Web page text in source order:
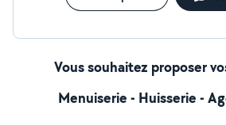
Vous souhaitez proposer
Menuiserie - Huisserie -